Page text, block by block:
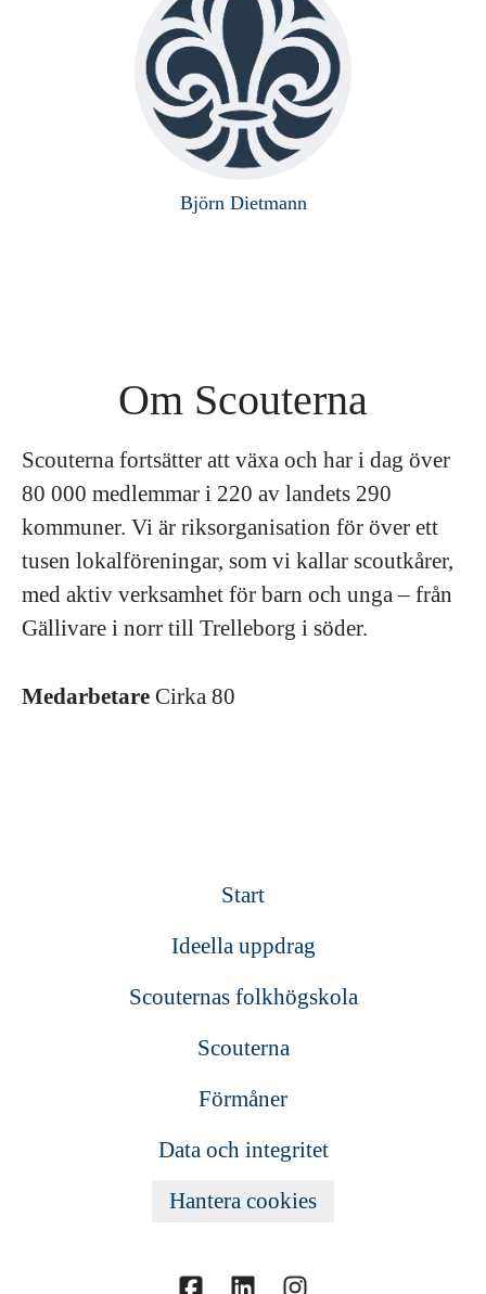
Björn Dietmann
Om Scouterna
Scouterna fortsätter att växa och har i dag över
80 000 medlemmar i 220 av landets 290
kommuner. Vi är riksorganisation för över ett
tusen lokalföreningar, som vi kallar scoutkårer,
med aktiv verksamhet för barn och unga – från
Gällivare i norr till Trelleborg i söder.
Medarbetare Cirka 80
Start
Ideella uppdrag
Scouternas folkhögskola
Scouterna
Förmåner
Data och integritet
Hantera cookies